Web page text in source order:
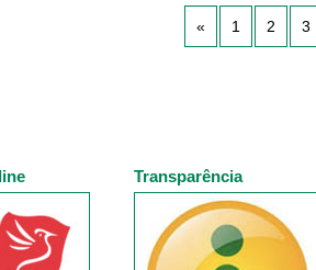
« 1 2 3
Transparência